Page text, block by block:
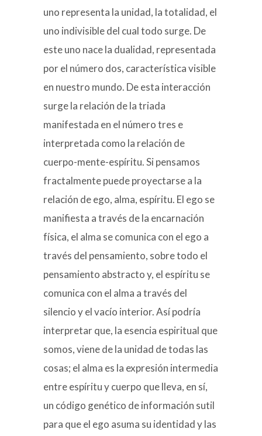
uno representa la unidad, la totalidad, el
uno indivisible del cual todo surge. De
este uno nace la dualidad, representada
por el número dos, característica visible
en nuestro mundo. De esta interacción
surge la relación de la triada
manifestada en el número tres e
interpretada como la relación de
cuerpo-mente-espíritu. Si pensamos
fractalmente puede proyectarse a la
relación de ego, alma, espíritu. El ego se
manifiesta a través de la encarnación
física, el alma se comunica con el ego a
través del pensamiento, sobre todo el
pensamiento abstracto y, el espíritu se
comunica con el alma a través del
silencio y el vacío interior. Así podría
interpretar que, la esencia espiritual que
somos, viene de la unidad de todas las
cosas; el alma es la expresión intermedia
entre espíritu y cuerpo que lleva, en sí,
un código genético de información sutil
para que el ego asuma su identidad y las